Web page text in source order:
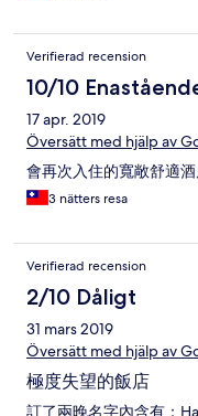
Verifierad recension
10/10
17 apr. 2019
Översätt med hjälp av
會再次入住的寬敞舒適
3 nätters resa
Verifierad recension
2/10 Dåligt
31 mars 2019
Översätt med hjälp av
極度失望的飯店
訂了兩晚名字內含有：